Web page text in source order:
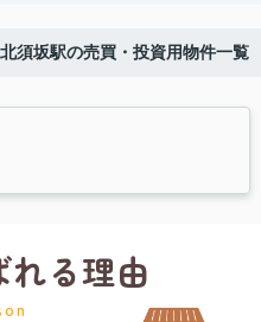
須坂駅の売買・投資用物件一覧
る理由